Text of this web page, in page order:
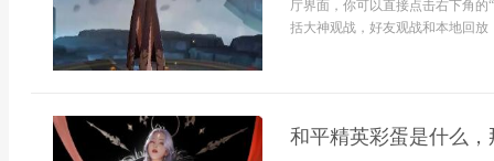
厅界面，你可以直接点击右下角
括大神观战，好友观战和本地回放
和平精英彩蛋是什么